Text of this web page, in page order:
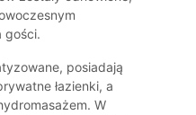
gości.
posiadają
łazienki, a
W